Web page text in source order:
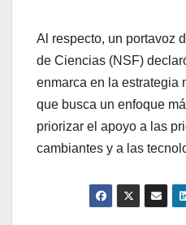
Al respecto, un portavoz
de Ciencias (NSF)
enmarca en la estrategia
que busca un enfoque
priorizar el apoyo a las
cambiantes y a las